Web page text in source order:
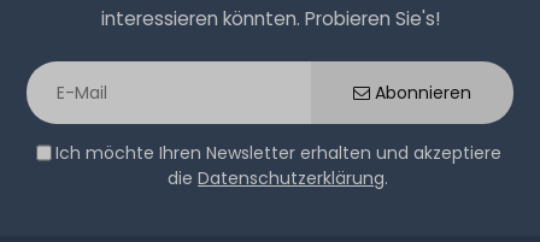
242,99 € *
interessieren könnten. Probieren Sie's!
Abonnieren
Ich möchte Ihren Newsletter erhalten und akzeptiere
die Datenschutzerklärung.